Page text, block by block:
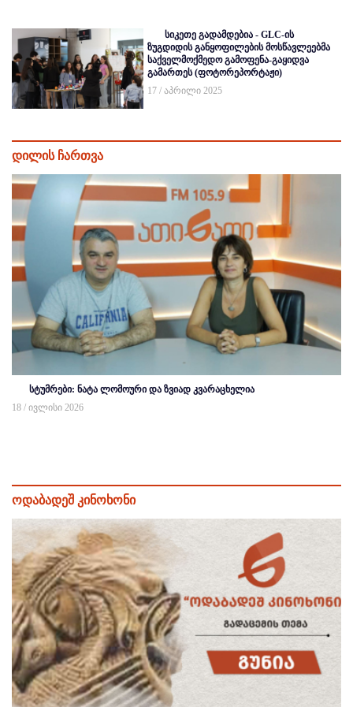
სიკეთე გადამდებია - GLC-ის
ზუგდიდის განყოფილების მოსწავლეებმა
საქველმოქმედო გამოფენა-გაყიდვა
გამართეს (ფოტორეპორტაჟი)
17 / აპრილი 2025
დილის ჩართვა
სტუმრები: ნატა ლომოური და ზვიად კვარაცხელია
18 / ივლისი 2026
ოდაბადეშ კინოხონი